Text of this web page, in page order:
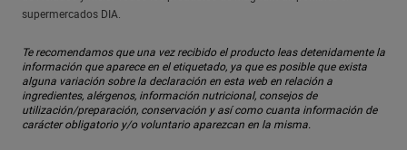
supermercados DIA.
Te recomendamos que una vez recibido el producto leas detenidamente la
información que aparece en el etiquetado, ya que es posible que exista
alguna variación sobre la declaración en esta web en relación a
ingredientes, alérgenos, información nutricional, consejos de
utilización/preparación, conservación y así como cuanta información de
carácter obligatorio y/o voluntario aparezcan en la misma.